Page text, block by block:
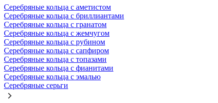
Серебряные кольца с аметистом
Серебряные кольца с бриллиантами
Серебряные кольца с гранатом
Серебряные кольца с жемчугом
Серебряные кольца с рубином
Серебряные кольца с сапфиром
Серебряные кольца с топазами
Серебряные кольца с фианитами
Серебряные кольца с эмалью
Серебряные серьги